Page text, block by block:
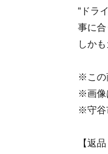
“ドラ
事に合
しか
※この
※画像
※守谷
【返